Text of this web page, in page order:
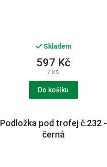
Skladem
597 Kč
/ ks
Do košíku
Podložka pod trofej č.232 -
černá